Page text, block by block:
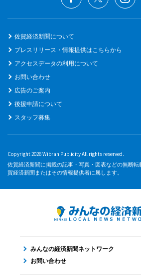
佐賀経済新聞について
プレスリリース・情報提供はこちらから
アクセスデータの利用について
お問い合わせ
広告のご案内
後援申請について
スタッフ募集
Copyright 2026 Wibran Publicity All rights reserved.
佐賀経済新聞に掲載の記事・写真・図表などの無断
賀経済新聞またはその情報提供者に属します。
みんなの経済新聞ネットワーク
お問い合わせ